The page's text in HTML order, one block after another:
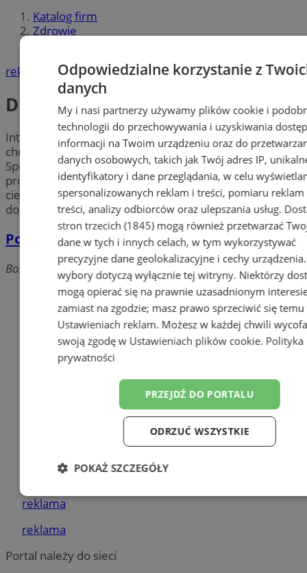
Katalog firm
Zdrowie
reklama
Dietetyka
Interesuje Cię dieta odchudzająca? Jesteś w ciąży i
chcesz usystematyzować wiedzę na temat żywienia?
Sprawdź
dietetykóww mieście Chorzów. Skorzystaj z
profesjonalnychporad dietetycznychw Chorzowie i
ciesz się nie tylko idealną figurą, ale przede wszystkim
dobrym zdrowiem.
Poradnia Dietetyczna Nicola Szeja
Bożogrobców, 41-503 Chorzów
Dodaj firmę
Pozostałe firmy w kategorii
reklama
Meble na wymiar
Jak wyrobić książeczkę
sanepidowską?
Części samochodowe do -70%
Tworzenie stron internetowych -
Chorzów
reklama
reklama
Portal należy do sieci
Odpowiedzialne korzystanie z
danych
My i nasi partnerzy używamy plików cookie i
technologii do przechowywania i uzyskiwania
informacji na Twoim urządzeniu oraz do
danych osobowych, takich jak Twój adres IP,
identyfikatory i dane przeglądania, w celu
spersonalizowanych reklam i treści, pomiaru reklam
treści, analizy odbiorców oraz ulepszania usług.
stron trzecich (1845)mogą również przetwarzać
dane w tych i innych celach, w tym wykorzystywać
precyzyjne dane geolokalizacyjne i cechy
wybory dotyczą wyłącznie tej witryny. Niektórzy
mogą opierać się na prawnie uzasadnionym
zamiast na zgodzie; masz prawo sprzeciwić się temu
Ustawieniach reklam. Możesz w każdej chwili
swoją zgodę w Ustawieniach plików cookie. Polityka
prywatności
PRZEJDŹ DO PORTALU
ODRZUĆ WSZYSTKIE
POKAŻ SZCZEGÓŁY
Niezbędne Wydajność
Funkcjonalność